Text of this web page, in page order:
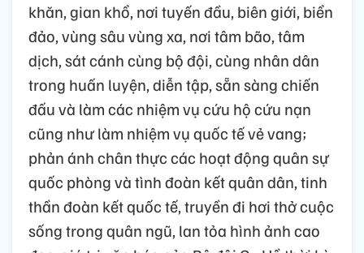
khăn, gian khổ, nơi tuyến đầu, biên giới, biển
đảo, vùng sâu vùng xa, nơi tâm bão, tâm
dịch, sát cánh cùng bộ đội, cùng nhân dân
trong huấn luyện, diễn tập, sẵn sàng chiến
đấu và làm các nhiệm vụ cứu hộ cứu nạn
cũng như làm nhiệm vụ quốc tế vẻ vang;
phản ánh chân thực các hoạt động quân sự
quốc phòng và tình đoàn kết quân dân, tinh
thần đoàn kết quốc tế, truyền đi hơi thở cuộc
sống trong quân ngũ, lan tỏa hình ảnh cao